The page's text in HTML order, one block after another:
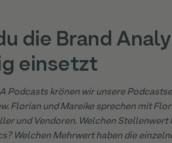
die Brand
einsetzt
Podcasts krönen wir unsere
Florian und Mareike sprechen mit
und Vendoren. Welchen
Welchen Mehrwert haben die